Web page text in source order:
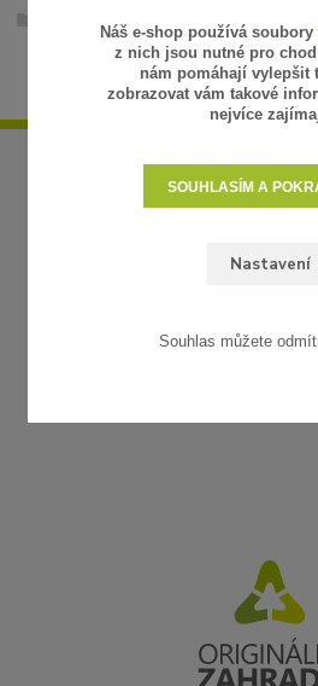
Náš e-shop používá soubory
z nich jsou nutné pro
nám pomáhají vylepšit
zobrazovat vám takové
nejvíce
Nastavení
SOUHLASÍM A
Souhlas můžete